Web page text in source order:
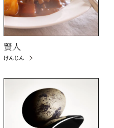
賢人
けんじん